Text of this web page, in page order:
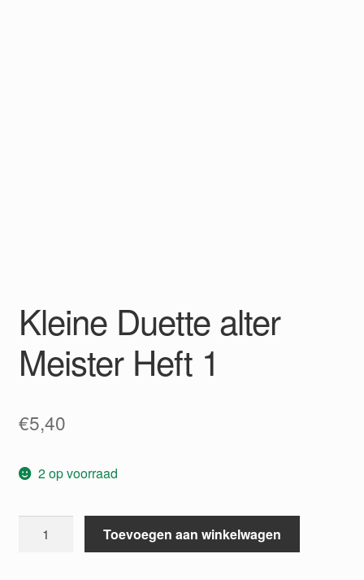
Kleine Duette alter
Meister Heft 1
€5,40
2 op voorraad
Duette
Toevoegen aan winkelwagen